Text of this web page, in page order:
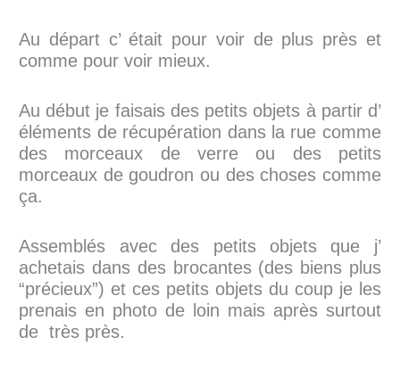
Au départ c’ était pour voir de plus près et
comme pour voir mieux.
Au début je faisais des petits objets à partir d’
éléments de récupération dans la rue comme
des morceaux de verre ou des petits
morceaux de goudron ou des choses comme
ça.
Assemblés avec des petits objets que j’
achetais dans des brocantes (des biens plus
“précieux”) et ces petits objets du coup je les
prenais en photo de loin mais après surtout
de très près.